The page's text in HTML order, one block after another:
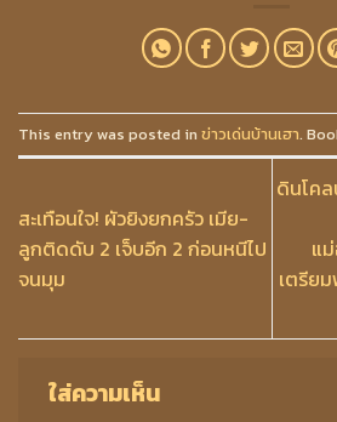
This entry was posted in ข่าวเด่นบ้านเฮา.
สะเทือนใจ! ผัวยิงยกครัว เมีย-
ลูกติดดับ 2 เจ็บอีก 2 ก่อนหนีไป
จนมุม
ดินโค
แ
เตรีย
ใส่ความเห็น